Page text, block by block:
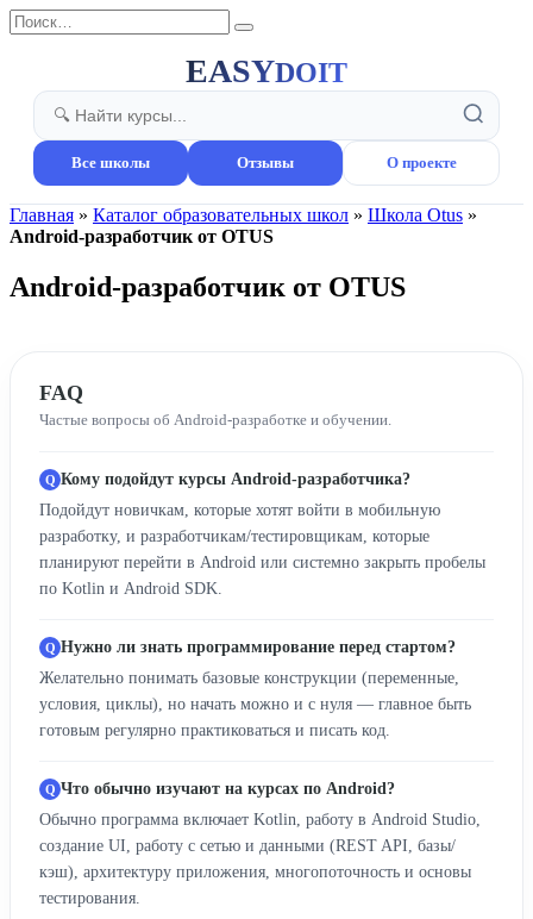
Перейти
к
Search
for:
EASYDOIT
Все школы Отзывы О проекте
Главная » Каталог образовательных школ » Школа Otus »
Android-разработчик от OTUS
Android-разработчик от OTUS
FAQ
Частые вопросы об Android-разработке и обучении.
Кому подойдут курсы Android-разработчика?
Подойдут новичкам, которые хотят войти в мобильную
разработку, и разработчикам/тестировщикам, которые
планируют перейти в Android или системно закрыть пробелы
по Kotlin и Android SDK.
Нужно ли знать программирование перед стартом?
Желательно понимать базовые конструкции (переменные,
условия, циклы), но начать можно и с нуля — главное быть
готовым регулярно практиковаться и писать код.
Что обычно изучают на курсах по Android?
Обычно программа включает Kotlin, работу в Android Studio,
создание UI, работу с сетью и данными (REST API, базы/
кэш), архитектуру приложения, многопоточность и основы
тестирования.